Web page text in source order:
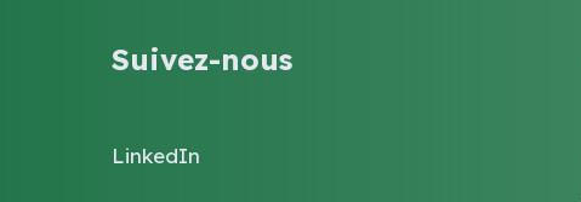
Suivez-nous
LinkedIn